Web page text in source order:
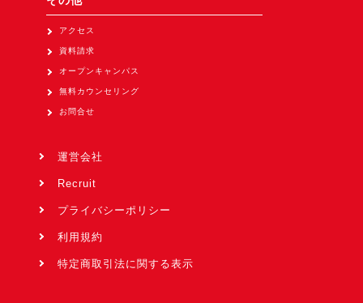
アクセス
資料請求
オープンキャンパス
無料カウンセリング
お問合せ
運営会社
Recruit
プライバシーポリシー
利用規約
特定商取引法に関する表示